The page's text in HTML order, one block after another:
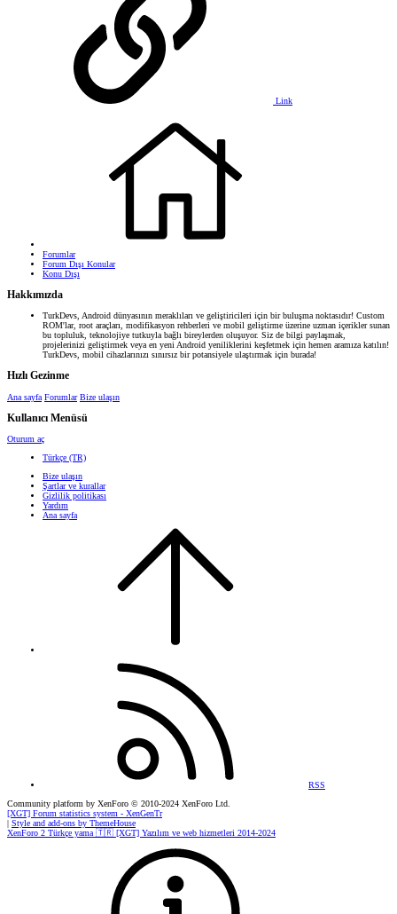
Link
Forumlar
Forum Dışı Konular
Konu Dışı
Hakkımızda
TurkDevs, Android dünyasının meraklıları ve geliştiricileri için bir buluşma noktasıdır! Custom
ROM'lar, root araçları, modifikasyon rehberleri ve mobil geliştirme üzerine uzman içerikler sunan
bu topluluk, teknolojiye tutkuyla bağlı bireylerden oluşuyor. Siz de bilgi paylaşmak,
projelerinizi geliştirmek veya en yeni Android yeniliklerini keşfetmek için hemen aramıza katılın!
TurkDevs, mobil cihazlarınızı sınırsız bir potansiyele ulaştırmak için burada!
Hızlı Gezinme
Ana sayfa Forumlar Bize ulaşın
Kullanıcı Menüsü
Oturum aç
Türkçe (TR)
Bize ulaşın
Şartlar ve kurallar
Gizlilik politikası
Yardım
Ana sayfa
RSS
Community platform by XenForo © 2010-2024 XenForo Ltd.
[XGT] Forum statistics system - XenGenTr
| Style and add-ons by ThemeHouse
XenForo 2 Türkçe yama 🇹🇷 [XGT] Yazılım ve web hizmetleri 2014-2024